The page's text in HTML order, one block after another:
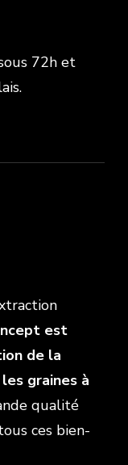
72h et
est
de la
graines à
qualité
ces bien-